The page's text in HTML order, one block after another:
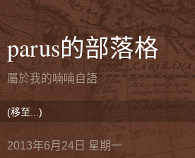
parus的部落格
屬於我的喃喃自語
2013年6月24日 星期一